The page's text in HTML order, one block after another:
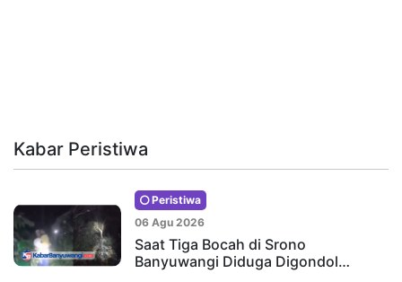
Kabar Peristiwa
Peristiwa
06 Agu 2026
Saat Tiga Bocah di Srono
Banyuwangi Diduga Digondol…